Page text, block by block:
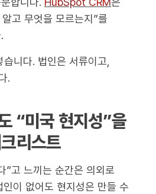
고 무엇을 모르는지”를
니다. 법인은 서류이고,
.
“미국 현지성”을
리스트
”고 느끼는 순간은 의외로
이 없어도 현지성은 만들 수